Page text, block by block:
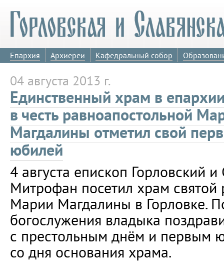
Епархия Архиереи Кафедральный собор
04 августа 2013 г.
Единственный храм в
в честь равноапостольной
Магдалины отметил свой
юбилей
4 августа епископ Горловский
Митрофан посетил храм святой
Марии Магдалины в Горловке.
богослужения владыка
с престольным днём и первым
со дня основания храма.